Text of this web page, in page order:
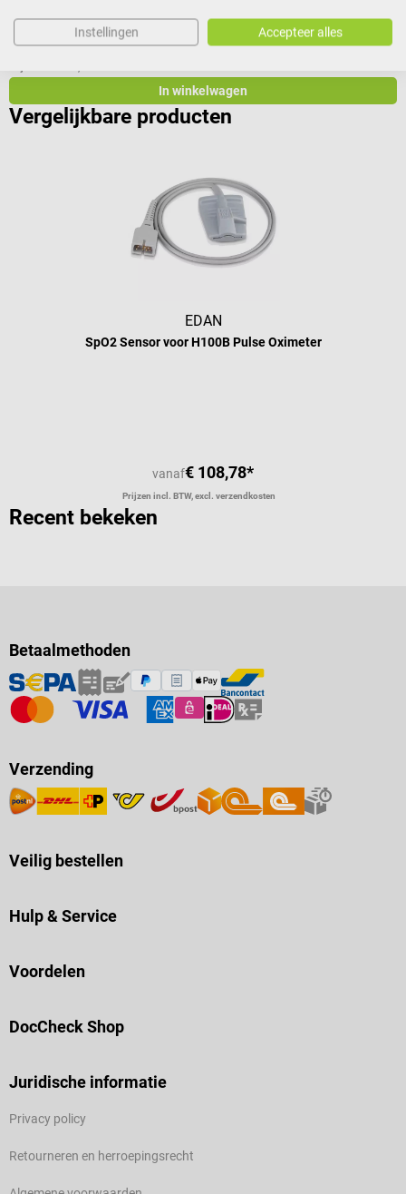
€ 955,90*
In winkelwagen
Vergelijkbare producten
EDAN
SpO2 Sensor voor H100B Pulse Oximeter
vanaf€ 108,78*
Prijzen incl. BTW, excl. verzendkosten
Recent bekeken
Betaalmethoden
Verzending
Veilig bestellen
Hulp & Service
Voordelen
DocCheck Shop
Juridische informatie
Privacy policy
Retourneren en herroepingsrecht
Instellingen Accepteer alles